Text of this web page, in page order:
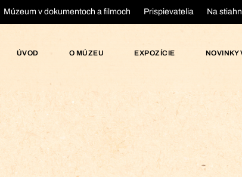
Múzeum v dokumentoch a filmoch Prispievatelia Na
ÚVOD O MÚZEU EXPOZÍCIE NOVINKY